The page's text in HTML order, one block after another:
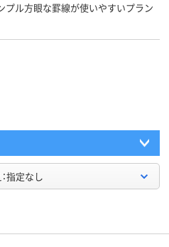
プル方眼な罫線が使いやすいプラン
指定なし